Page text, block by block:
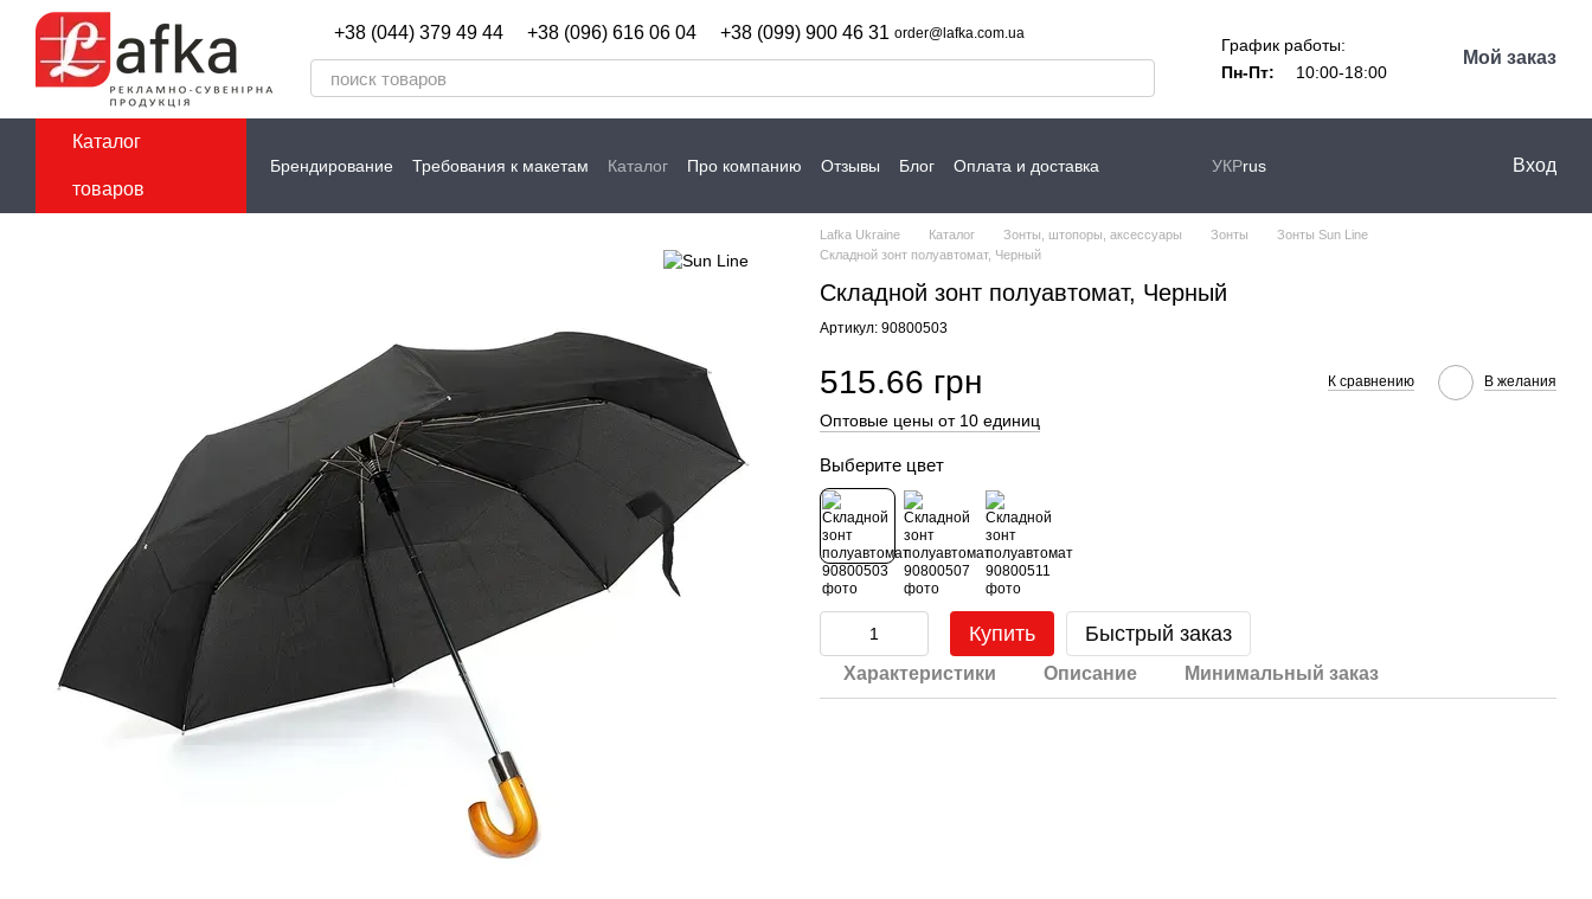
Перейти к основному контенту
+38 (044) 379 49 44 +38 (096) 616 06 04 +38 (099) 900 46 31 order@lafka.com.ua
График работы:
Пн-Пт:
10:00-18:00
Мой заказ
Каталог
товаров
Брендирование Требования к макетам Каталог Про компанию Отзывы Блог
Оплата и доставка
УКРrus Вход
Lafka Ukraine Каталог Зонты, штопоры, аксессуары Зонты
Зонты Sun Line
Складной зонт полуавтомат, Черный
Складной зонт полуавтомат, Черный
Артикул: 90800503
515.66 грн К сравнению В желания
Оптовые цены от 10 единиц
Выберите цвет
Купить Быстрый заказ
Характеристики Описание Минимальный заказ